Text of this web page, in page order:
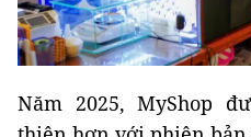
Năm 2025, MyShop